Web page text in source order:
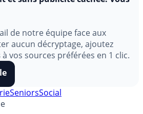
sans publicité cachée. Vous
de notre équipe face aux
aucun décryptage, ajoutez
à vos sources préférées en 1 clic.